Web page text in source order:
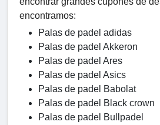
encontramos:
Palas de padel adidas
Palas de padel Akkeron
Palas de padel Ares
Palas de padel Asics
Palas de padel Babolat
Palas de padel Black crown
Palas de padel Bullpadel